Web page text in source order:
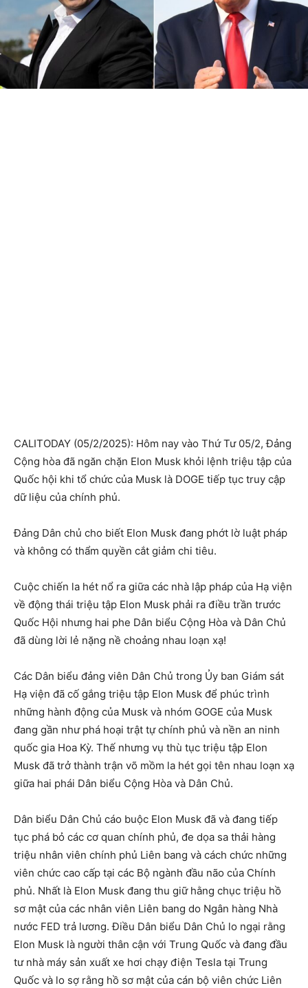
CALITODAY (05/2/2025): Hôm nay vào Thứ Tư 05/2, Đảng
Cộng hòa đã ngăn chặn Elon Musk khỏi lệnh triệu tập của
Quốc hội khi tổ chức của Musk là DOGE tiếp tục truy cập
dữ liệu của chính phủ.
Đảng Dân chủ cho biết Elon Musk đang phớt lờ luật pháp
và không có thẩm quyền cắt giảm chi tiêu.
Cuộc chiến la hét nổ ra giữa các nhà lập pháp của Hạ viện
về động thái triệu tập Elon Musk phải ra điều trần trước
Quốc Hội nhưng hai phe Dân biểu Cộng Hòa và Dân Chủ
đã dùng lời lẻ nặng nề choảng nhau loạn xạ!
Các Dân biểu đảng viên Dân Chủ trong Ủy ban Giám sát
Hạ viện đã cố gắng triệu tập Elon Musk để phúc trình
những hành động của Musk và nhóm GOGE của Musk
đang gần như phá hoại trật tự chính phủ và nền an ninh
quốc gia Hoa Kỳ. Thế nhưng vụ thù tục triệu tập Elon
Musk đã trở thành trận võ mồm la hét gọi tên nhau loạn xạ
giữa hai phái Dân biểu Cộng Hòa và Dân Chủ.
Dân biểu Dân Chủ cáo buộc Elon Musk đã và đang tiếp
tục phá bỏ các cơ quan chính phủ, đe dọa sa thải hàng
triệu nhân viên chính phủ Liên bang và cách chức những
viên chức cao cấp tại các Bộ ngành đầu não của Chính
phủ. Nhất là Elon Musk đang thu giữ hằng chục triệu hồ
sơ mật của các nhân viên Liên bang do Ngân hàng Nhà
nước FED trả lương. Điều Dân biểu Dân Chủ lo ngại rằng
Elon Musk là người thân cận với Trung Quốc và đang đầu
tư nhà máy sản xuất xe hơi chạy điện Tesla tại Trung
Quốc và lo sợ rằng hồ sơ mật của cán bộ viên chức Liên